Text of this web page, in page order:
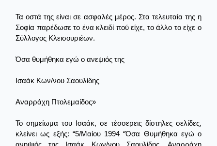
Τα οστά της είναι σε ασφαλές μέρος. Στα τελευταία της η
Σοφία παρέδωσε το ένα κλειδί πού είχε, το άλλο το είχε ο
Σύλλογος Κλεισουριέων.
Όσα θυμήθηκα εγώ ο ανεψιός της
Ισαάκ Κων/νου Σαουλίδης
Αναρράχη Πτολεμαίδος»
Το σημείωμα του Ισαάκ, σε τέσσερεις δίστηλες σελίδες,
κλείνει ως εξής: “5/Μαίου 1994 “Όσα Θυμήθηκα εγώ ο
ανηψιός της Ισαάκ Κων/νου Σαουλίδης. Αναρράχη